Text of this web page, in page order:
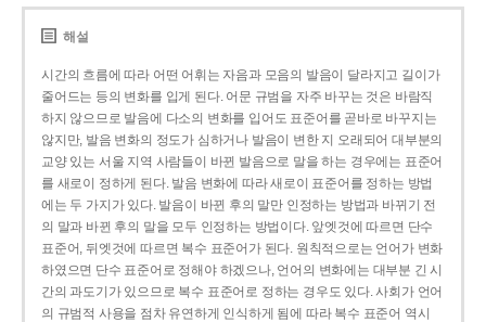
해설
시간의 흐름에 따라 어떤 어휘는 자음과 모음의 발음이 달라지고 길이가
줄어드는 등의 변화를 입게 된다. 어문 규범을 자주 바꾸는 것은 바람직
하지 않으므로 발음에 다소의 변화를 입어도 표준어를 곧바로 바꾸지는
않지만, 발음 변화의 정도가 심하거나 발음이 변한 지 오래되어 대부분의
교양 있는 서울 지역 사람들이 바뀐 발음으로 말을 하는 경우에는 표준어
를 새로이 정하게 된다. 발음 변화에 따라 새로이 표준어를 정하는 방법
에는 두 가지가 있다. 발음이 바뀐 후의 말만 인정하는 방법과 바뀌기 전
의 말과 바뀐 후의 말을 모두 인정하는 방법이다. 앞엣것에 따르면 단수
표준어, 뒤엣것에 따르면 복수 표준어가 된다. 원칙적으로는 언어가 변화
하였으면 단수 표준어로 정해야 하겠으나, 언어의 변화에는 대부분 긴 시
간의 과도기가 있으므로 복수 표준어로 정하는 경우도 있다. 사회가 언어
의 규범적 사용을 점차 유연하게 인식하게 됨에 따라 복수 표준어 역시